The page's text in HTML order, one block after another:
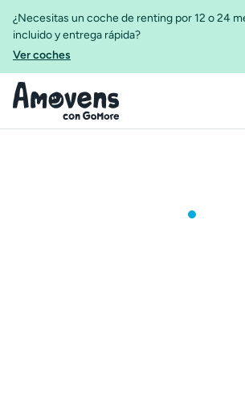
¿Necesitas un coche de renting por 12 o 24
incluido y entrega rápida?
Ver coches